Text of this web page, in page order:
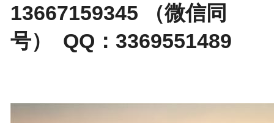
13667159345 （微信同
号） QQ：3369551489